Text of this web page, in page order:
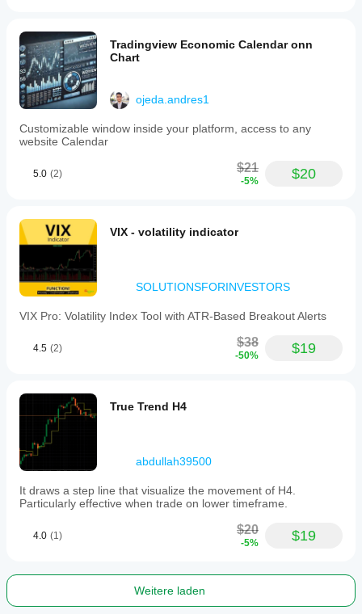
Tradingview Economic Calendar onn
Chart
ojeda.andres1
Customizable window inside your platform, access to any
website Calendar
5.0 (2) $21
-5% $20
VIX - volatility indicator
SOLUTIONSFORINVESTORS
VIX Pro: Volatility Index Tool with ATR-Based Breakout Alerts
4.5 (2) $38
-50% $19
True Trend H4
abdullah39500
It draws a step line that visualize the movement of H4.
Particularly effective when trade on lower timeframe.
4.0 (1) $20
-5% $19
Weitere laden